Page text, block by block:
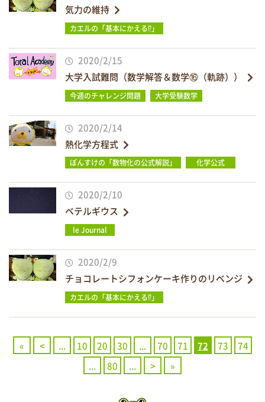
気力の維持
カエルの「基本にかえる⁉」
2020/2/15
大学入試難問（数学解答＆数学⑯（軌跡））
今週のチャレンジ問題 大学受験数学
2020/2/14
熱化学方程式
ぽんすけの「数物化の公式解説」 化学公式
2020/2/10
ベテルギウス
le Journal
2020/2/9
チョコレートシフォンケーキ作りのリベンジ
カエルの「基本にかえる⁉」
« < ... 10 20 30 ... 70 71 72 73
74
...
80 ... > »